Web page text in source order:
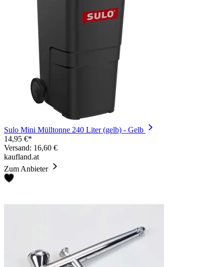
Sulo Mini Mülltonne 240 Liter (gelb) - Gelb
14,95 €*
Versand: 16,60 €
kaufland.at
Zum Anbieter